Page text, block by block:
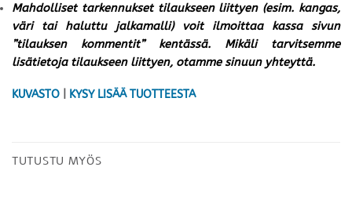
Mahdolliset tarkennukset tilaukseen liittyen (esim. kangas,
väri tai haluttu jalkamalli) voit ilmoittaa kassa sivun
”tilauksen kommentit” kentässä. Mikäli tarvitsemme
lisätietoja tilaukseen liittyen, otamme sinuun yhteyttä.
KUVASTO KYSY LISÄÄ TUOTTEESTA
TUTUSTU MYÖS